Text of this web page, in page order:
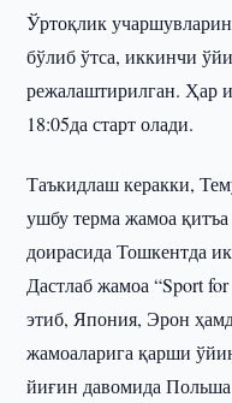
Ўртоқлик
бўлиб ўтса, иккинчи
режалаштирилган. Ҳар
18:05да старт олади.
Таъкидлаш керакки,
ушбу терма жамоа
доирасида Тошкентда
Дастлаб жамоа “Sport
этиб, Япония, Эрон
жамоаларига қарши
йиғин давомида